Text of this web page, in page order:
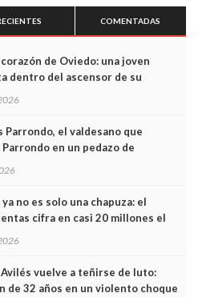
COMENTADAS
de Oviedo: una joven
dentro del ascensor de su
captan sus últimos minutos
Parrondo, el valdesano que
en un pedazo de
ya no es solo una chapuza: el
cifra en casi 20 millones el
trenes que no cabían por los
vuelve a teñirse de luto:
de 32 años en un violento choque